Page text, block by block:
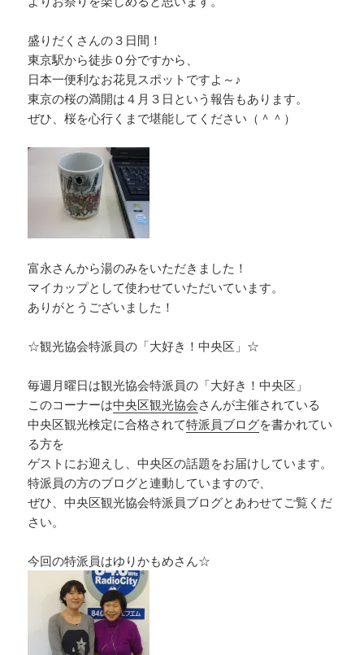
盛りだくさんの３日間！
東京駅から徒歩０分ですから、
日本一便利なお花見スポットですよ～♪
東京の桜の満開は４月３日という報告もあります。
ぜひ、桜を心行くまで堪能してください（＾＾）
富永さんから湯のみをいただきました！
マイカップとして使わせていただいています。
ありがとうございました！
☆観光協会特派員の「大好き！中央区」☆
毎週月曜日は観光協会特派員の「大好き！中央区」
このコーナーは中央区観光協会さんが主催されている
中央区観光検定に合格されて特派員ブログを書かれてい
る方を
ゲストにお迎えし、中央区の話題をお届けしています。
特派員の方のブログと連動していますので、
ぜひ、中央区観光協会特派員ブログとあわせてご覧くだ
さい。
今回の特派員はゆりかもめさん☆